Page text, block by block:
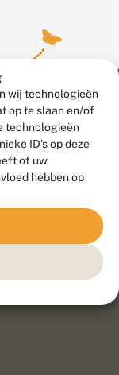
wij technologieën
op te slaan en/of
technologieën
ID's op deze
of uw
hebben op
, ontworpen door